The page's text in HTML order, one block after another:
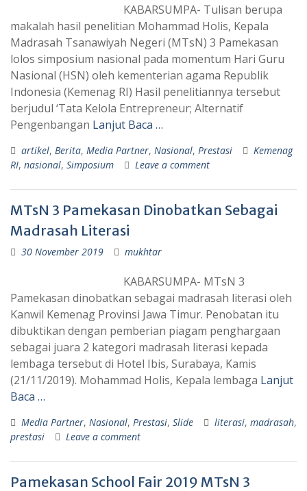
KABARSUMPA- Tulisan berupa
makalah hasil penelitian Mohammad Holis, Kepala
Madrasah Tsanawiyah Negeri (MTsN) 3 Pamekasan
lolos simposium nasional pada momentum Hari Guru
Nasional (HSN) oleh kementerian agama Republik
Indonesia (Kemenag RI) Hasil penelitiannya tersebut
berjudul ‘Tata Kelola Entrepreneur; Alternatif
Pengenbangan Lanjut Baca …
artikel, Berita, Media Partner, Nasional, Prestasi
Kemenag
RI, nasional, Simposium Leave a comment
MTsN 3 Pamekasan Dinobatkan Sebagai
Madrasah Literasi
30 November 2019 mukhtar
KABARSUMPA- MTsN 3
Pamekasan dinobatkan sebagai madrasah literasi oleh
Kanwil Kemenag Provinsi Jawa Timur. Penobatan itu
dibuktikan dengan pemberian piagam penghargaan
sebagai juara 2 kategori madrasah literasi kepada
lembaga tersebut di Hotel Ibis, Surabaya, Kamis
(21/11/2019). Mohammad Holis, Kepala lembaga Lanjut
Baca …
Media Partner, Nasional, Prestasi, Slide literasi, madrasah,
prestasi
Leave a comment
Pamekasan School Fair 2019 MTsN 3